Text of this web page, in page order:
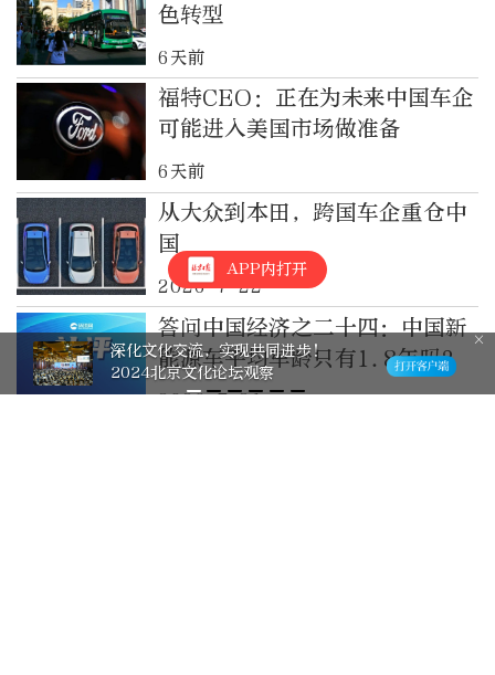
色转型
6天前
福特CEO：正在为未来中国车企
可能进入美国市场做准备
6天前
从大众到本田，跨国车企重仓中
国
2026-7-22
答问中国经济之二十四：中国新
能源车平均车龄只有1.8年吗？
2026-7-21
APP内打开
深化文化交流，实现共同进步！
2024北京文化论坛观察